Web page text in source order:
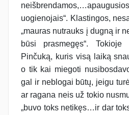
uogienojais“. Klastingos,
„mauras nutrauks į dugną ir
būsi prasmegęs“. Tokioje
Pinčuką, kuris visą laiką
o tik kai miegoti
gal ir neblogai būtų, jeigu
ar ragana neis už tokio
„buvo toks netikęs…ir dar